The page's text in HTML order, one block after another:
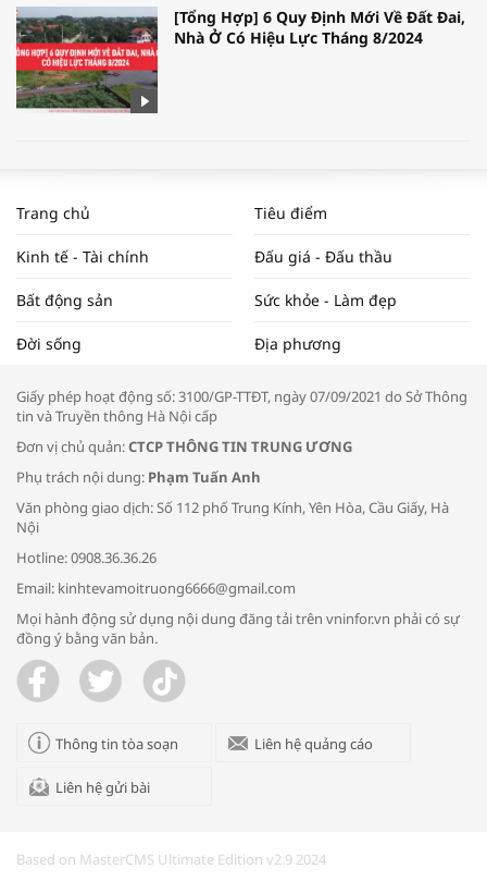
[Tổng Hợp] 6 Quy Định Mới Về Đất Đai,
Nhà Ở Có Hiệu Lực Tháng 8/2024
ĐẬP THỊ TRƯỜNG #62
Tọa đàm “Xúc tiến thương mại: Khơi
thông đầu ra cho sản phẩm OCOP”
Bác sĩ tư vấn cách phòng tránh bệnh
đường hô hấp trong thời tiết giao mùa
Trao yêu thương cho em
Trang chủ Tiêu điểm
Kinh tế - Tài chính Đấu giá - Đấu thầu
Bất động sản Sức khỏe - Làm đẹp
Đời sống Địa phương
Giấy phép hoạt động số: 3100/GP-TTĐT, ngày 07/09/2021 do Sở Thông
tin và Truyền thông Hà Nội cấp
Đơn vị chủ quản:CTCP THÔNG TIN TRUNG ƯƠNG
Phụ trách nội dung: Phạm Tuấn Anh
Văn phòng giao dịch: Số 112 phố Trung Kính, Yên Hòa, Cầu Giấy, Hà
Nội
Hotline: 0908.36.36.26
Email: kinhtevamoitruong6666@gmail.com
Mọi hành động sử dụng nội dung đăng tải trên vninfor.vn phải có sự
đồng ý bằng văn bản.
Thông tin tòa soạn Liên hệ quảng cáo
Liên hệ gửi bài
Based on MasterCMS Ultimate Edition v2.9 2024